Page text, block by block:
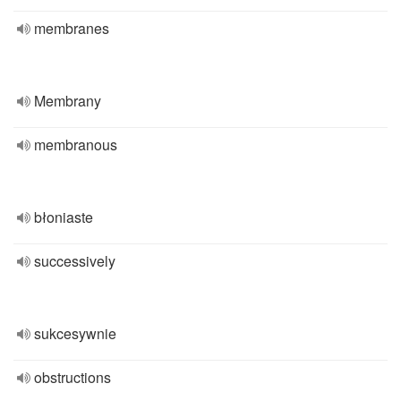
membranes
Membrany
membranous
błoniaste
successively
sukcesywnie
obstructions